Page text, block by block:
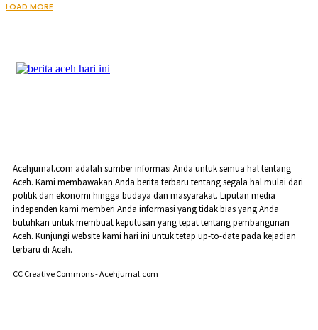
LOAD MORE
Acehjurnal.com adalah sumber informasi Anda untuk semua hal tentang
Aceh. Kami membawakan Anda berita terbaru tentang segala hal mulai dari
politik dan ekonomi hingga budaya dan masyarakat. Liputan media
independen kami memberi Anda informasi yang tidak bias yang Anda
butuhkan untuk membuat keputusan yang tepat tentang pembangunan
Aceh. Kunjungi website kami hari ini untuk tetap up-to-date pada kejadian
terbaru di Aceh.
CC Creative Commons - Acehjurnal.com